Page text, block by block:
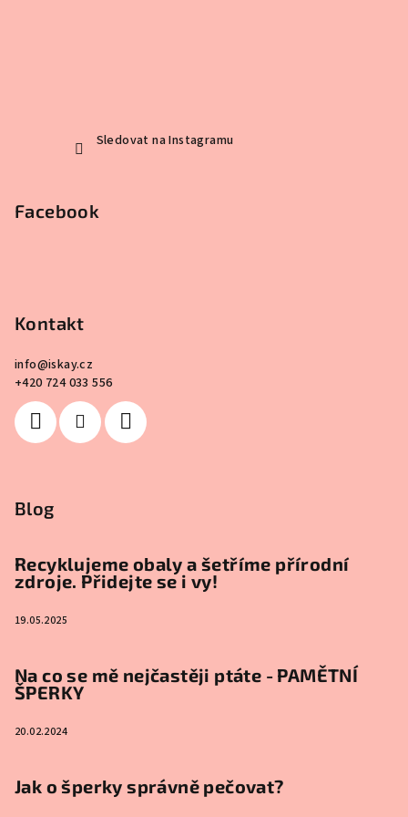
Sledovat na Instagramu
Facebook
Kontakt
info@iskay.cz
+420 724 033 556
Blog
Recyklujeme obaly a šetříme přírodní
zdroje. Přidejte se i vy!
19.05.2025
Na co se mě nejčastěji ptáte - PAMĚTNÍ
ŠPERKY
20.02.2024
Jak o šperky správně pečovat?